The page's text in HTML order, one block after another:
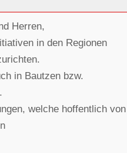
Herren,
in den Regionen
in Bautzen bzw.
welche hoffentlich